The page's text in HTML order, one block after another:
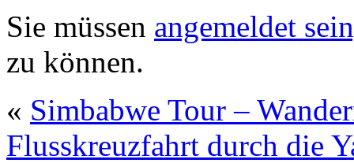
Sie müssen angemeldet
zu können.
« Simbabwe Tour –
Flusskreuzfahrt durch die